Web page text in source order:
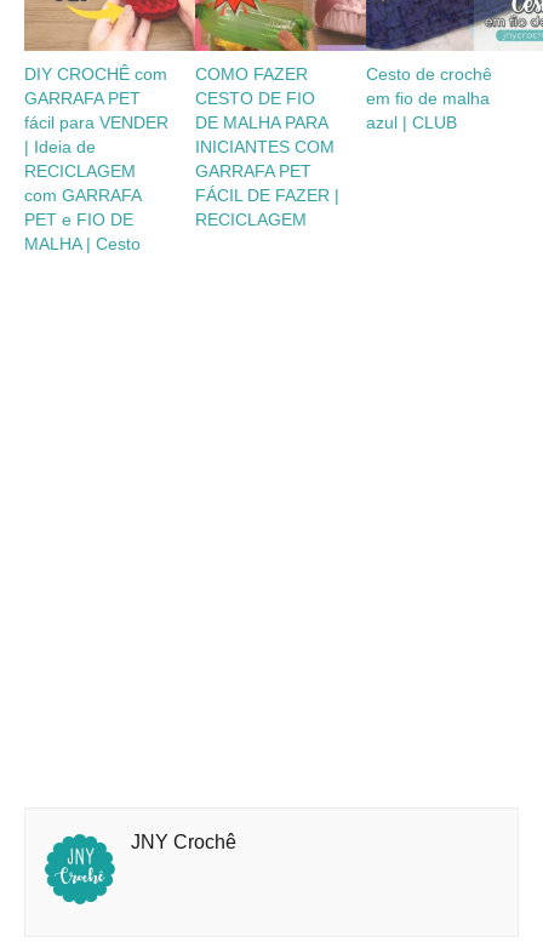
DIY CROCHÊ com
GARRAFA PET
fácil para VENDER
| Ideia de
RECICLAGEM
com GARRAFA
PET e FIO DE
MALHA | Cesto
COMO FAZER
CESTO DE FIO
DE MALHA PARA
INICIANTES COM
GARRAFA PET
FÁCIL DE FAZER |
RECICLAGEM
Cesto de crochê
em fio de malha
azul | CLUB
JNY Crochê